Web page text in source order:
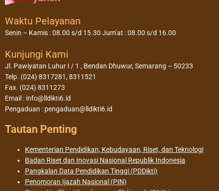
Waktu Pelayanan
Senin – Kamis : 08.00 s/d 15.30 Jum’at : 08.00 s/d 16.00
Kunjungi Kami
Jl. Pawiyatan Luhur I / 1 , Bendan Dhuwur, Semarang – 50233
Telp. (024) 8317281, 8311521
Fax. (024) 8311273
Email : info@lldikti6.id
Pengaduan : pengaduan@lldikti6.id
Tautan Penting
Kementerian Pendidikan, Kebudayaan, Riset, dan Teknologi
Badan Riset dan Inovasi Nasional Republik Indonesia
Pangkalan Data Pendidikan Tinggi (PDDikti)
Penomoran Ijazah Nasional (PIN)